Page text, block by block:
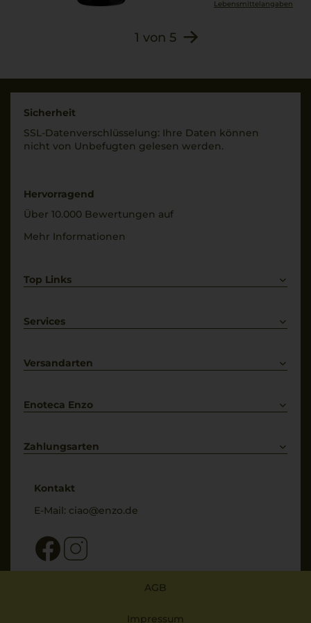
(KALIUMMETABISULFIT
Ascorbinsäure). Unter
Lebensmittel­angaben
1 von 5
Sicherheit
SSL-Daten­verschlüs­selung: Ihre Daten können
nicht von Unbe­fugten gelesen werden.
Hervorragend
Über 10.000 Bewertungen auf
Mehr Informationen
Top Links
Weißwein
Services
Kontakt
Versandarten
Enoteca Enzo
Bewertungs-Richtlinien
Zahlungsarten
Kontakt
E-Mail: ciao@enzo.de
AGB
Impressum